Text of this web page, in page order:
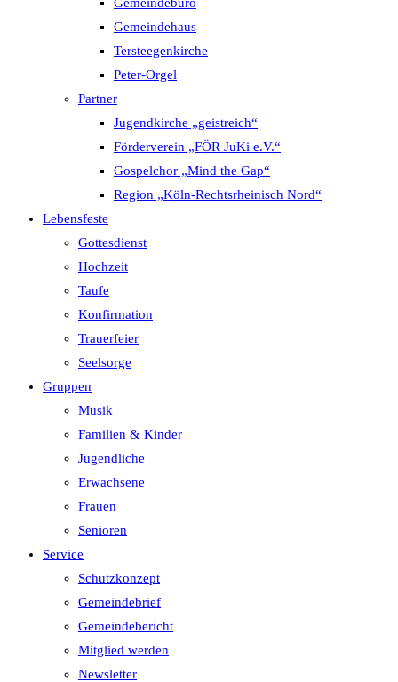
Gemeindehaus
Tersteegenkirche
Peter-Orgel
Partner
Jugendkirche „geistreich“
Förderverein „FÖR JuKi e.V.“
Gospelchor „Mind the Gap“
Region „Köln-Rechtsrheinisch Nord“
Lebensfeste
Gottesdienst
Hochzeit
Taufe
Konfirmation
Trauerfeier
Seelsorge
Gruppen
Musik
Familien & Kinder
Jugendliche
Erwachsene
Frauen
Senioren
Service
Schutzkonzept
Gemeindebrief
Gemeindebericht
Mitglied werden
Newsletter